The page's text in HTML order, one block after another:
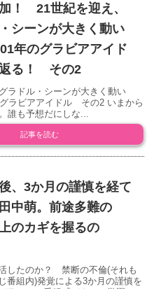
！ 21世紀を迎え、
シーンが大きく動い
年のグラビアアイド
る！ その2
ラドル・シーンが大きく動い
ラビアアイドル その2 いまから
誰も予想だにしな...
記事を読む
、3か月の謹慎を経て
中萌。前途多難の
のカギを握るの
したのか？ 禁断の不倫(それも
番組内)発覚による3か月の謹慎を